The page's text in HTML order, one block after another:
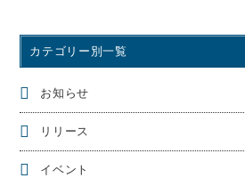
カテゴリー別一覧
お知らせ
リリース
イベント